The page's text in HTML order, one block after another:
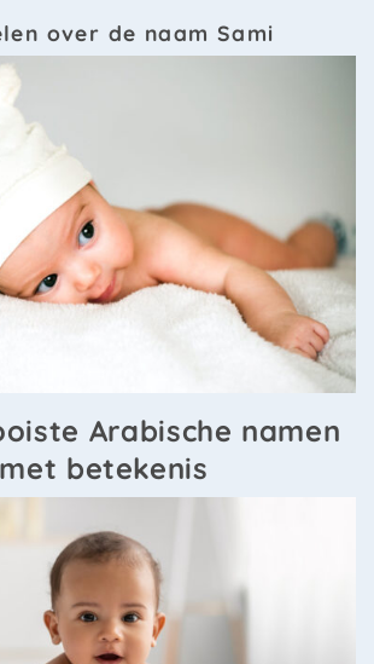
over de naam Sami
Arabische namen
met betekenis